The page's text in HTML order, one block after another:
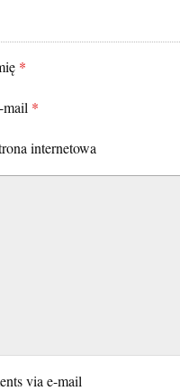
*
*
internetowa
via e-mail